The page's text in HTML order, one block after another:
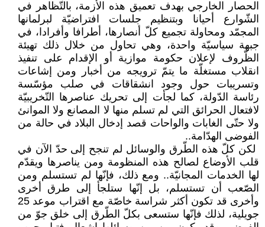
الحصار ‏الخارجي بهدف تعميق هذه الأزمة، ‏بالتّظاهر في
الشّوارع أحيانا وبتنظيم ‏جلسات افتراضيّة لبرلمانها
المجمّد ‏ومحاولة تجميع كلّ أنصارها، أطرافا ‏وأفرادا، في
جبهة سياسيّة واحدة، وهي ‏تحاول من خلال ذلك تهيئة
الظّروف ‏لإعلان حكومة موازية أو الإقدام على ‏تنفيذ
انقلاب مستغلّة ما يتمّ ترويجه من ‏أخبار ومن إشاعات
وتسريبات حول ‏وجود انشقاقات في صلب مؤسّسة
رئاسة ‏الدّولة، كما لجأت إلى تحريك ‏عناصرها التّخريبيّة
لافتعال الحرائق التي ‏لم تسلم منها لا المصانع ولا الموانئ
ولا ‏حتّى الغابات والواحات قصد إدخال البلاد ‏في حالة من
الفوضى الهدّامة..‏
‏ لكن كلّ هذه الطّرق والوسائل لم تنجح ‏إلى حدّ الآن في
قلب الأوضاع لصالح ‏هذه المنظومة ومن يناصرها ويقدّم
لها ‏الخدمات المجانيّة.. ومع ذلك، فإنّها لم ‏تستسلم ومن
الصّعب أن تستسلم، بل إنّها ‏ستلجأ إلى طرق أخرى
وأخرى قد تكون ‏أكثر شراسة خاصّة مع اقتراب موعد 25
‏جويلية، لذلك فإنّها ستسعى بكلّ الطّرق ‏إلى خلق جوّ من